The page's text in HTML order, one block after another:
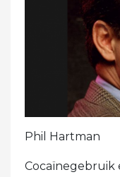
Phil Hartman
Cocaïnegebruik